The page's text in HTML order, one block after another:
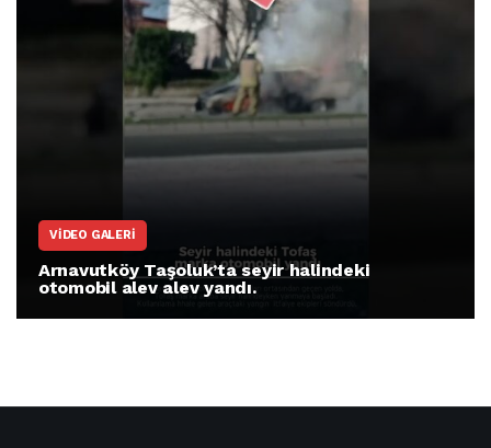
ARNAVUTKÖY
Arnavutköy İmrahor Mahallesi sakinleri
protesto gösterisi düzenledi